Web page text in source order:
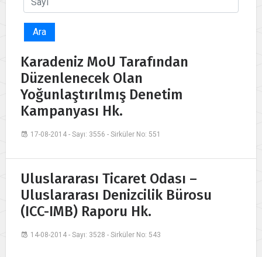
Ara
Karadeniz MoU Tarafından
Düzenlenecek Olan
Yoğunlaştırılmış Denetim
Kampanyası Hk.
17-08-2014 - Sayı: 3556 - Sirküler No: 551
Uluslararası Ticaret Odası –
Uluslararası Denizcilik Bürosu
(ICC-IMB) Raporu Hk.
14-08-2014 - Sayı: 3528 - Sirküler No: 543